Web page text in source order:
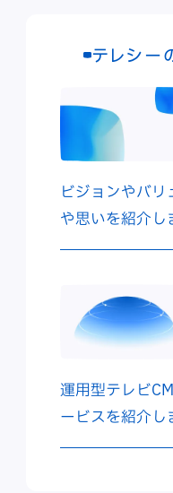
テレシー
ビジョンやバリ
や思いを紹介し
運用型テレビ
ービスを紹介し